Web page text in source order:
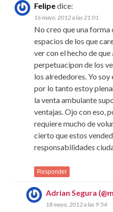
Felipedice:
16 mayo, 2012 a las 21:01
No creo que una forma
espacios de los que
ver con el hecho de
perpetuacipon de los
los alrededores. Yo
por lo tanto estoy
la venta ambulante
ventajas. Ojo con eso,
requiere mucho de
cierto que estos
responsabilidades
Responder
Adrian Segura
18 mayo, 2012 a las 9:54